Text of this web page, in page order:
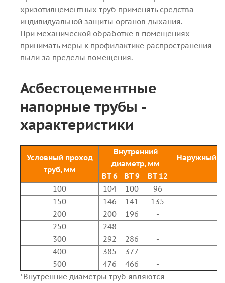
хризотилцементных труб применять средства
индивидуальной защиты органов дыхания.
При механической обработке в помещениях
принимать меры к профилактике распространения
пыли за пределы помещения.
Асбестоцементные
напорные трубы -
характеристики
Условный проход
труб, мм
Внутренний
диаметр, мм
Наружный
ВТ 6 ВТ 9
ВТ 12
100
104 100
96
150
146 141
135
200
200 196
-
250
248 -
-
300
292 286
-
400
385 377
-
500
476 466
-
*Внутренние диаметры труб являются